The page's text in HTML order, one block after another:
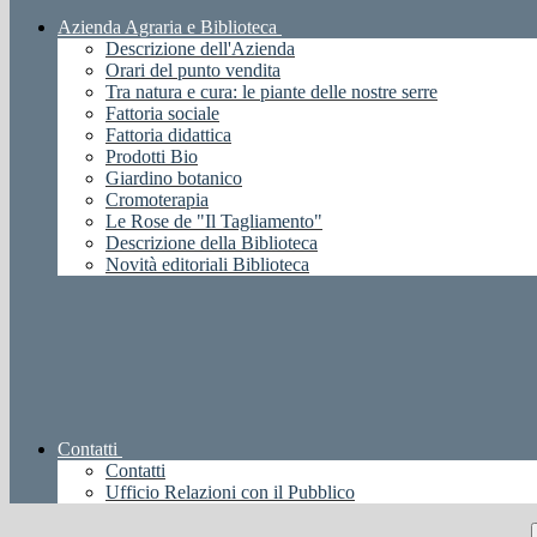
Azienda Agraria e Biblioteca
Descrizione dell'Azienda
Orari del punto vendita
Tra natura e cura: le piante delle nostre serre
Fattoria sociale
Fattoria didattica
Prodotti Bio
Giardino botanico
Cromoterapia
Le Rose de "Il Tagliamento"
Descrizione della Biblioteca
Novità editoriali Biblioteca
Contatti
Contatti
Ufficio Relazioni con il Pubblico